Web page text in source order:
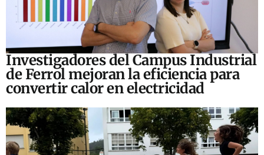
Investigadores del Campus Industrial
de Ferrol mejoran la eficiencia para
convertir calor en electricidad